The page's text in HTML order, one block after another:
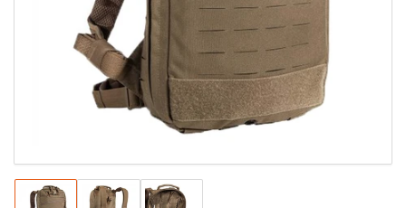
in
öffnen